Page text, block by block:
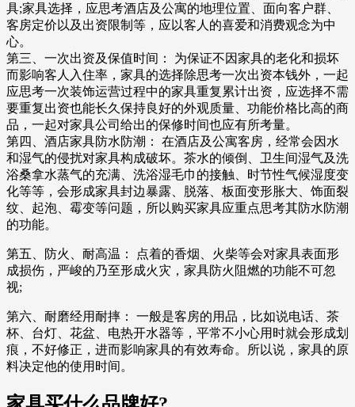
具;家具选择，应思考酒店及公寓的地理位置、面向客户群、
客房定价以及出资限制等，应以客人的喜爱和消费观念为中
心。
第三、一次出资及保值时间： 为保证不因家具的老化和损坏
而影响客人入住率，家具的选择除思考一次出资本钱外，一起
应思考一次装饰运营过程中的家具重复累计出资，应选择不需
要重复出资也能长久保持良好的外观质量、功能价格比高的商
品，一起对家具公司给出的保修时间也应有所考量。
第四、酒店家具防水防潮： 在酒店及公寓客房，经常会因水
和湿气的侵扰对家具构成破坏。茶水的倾倒、卫生间湿气及洗
浴桑拿水蒸气的充满、洗浴湿毛巾的接触、时节性气候湿度变
化等等，会形成家具封边暴露、脱落、板面变形胀大、饰面裂
纹、起泡、霉变等问题，所以购买家具应重点思考其防水防潮
的功能。
第五、防火、耐高温： 点着的香烟、火柴等会对家具表面形
成损伤，严峻的乃至形成火灾，家具防火阻燃的功能不可忽
视;
第六、耐磨经用耐摔： 一般是客房的用品，比如说电话、茶
杯、台灯、花盆、电热开水器等，平常不小心用时就会形成划
痕，不好修正，进而影响家具的有效寿命。所以说，家具的原
料决定他的使用时间。